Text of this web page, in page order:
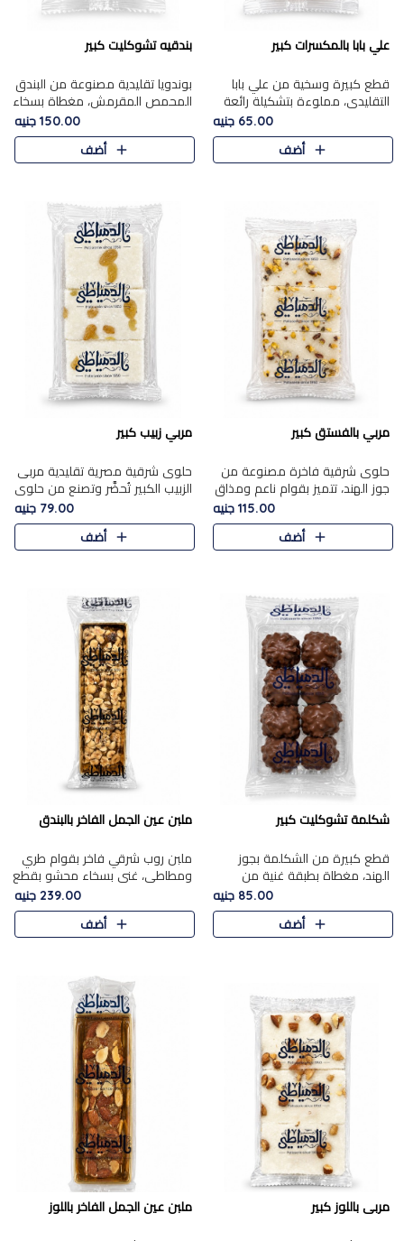
علي بابا بالمكسرات كبير
قطع كبيرة وسخية من علي بابا
التقليدي، مملوءة بتشكيلة رائعة
من المكسرات المحمصة المحمرة.
65.00 جنيه
أضف
بندقيه تشوكليت كبير
بوندويا تقليدية مصنوعة من البندق
المحمص المقرمش، مغطاة بسخاء
بشوكولاتة فاخرة غنية لتحقيق
التوازن المثالي بين قوام القرمشة
ونكهة الشوكولاتة ا..
150.00 جنيه
أضف
مربي بالفستق كبير
حلوى شرقية فاخرة مصنوعة من
جوز الهند، تتميز بقوام ناعم ومذاق
غني، وتزين بقطع من الفستق
الفاخر التي تضيف عليها قرمشة
115.00 جنيه
أضف
مربي زبيب كبير
حلوى شرقية مصرية تقليدية مربى
الزبيب الكبير تُحضَّر وتصنع من حلوي
جوز الهند باسد بقوام طري ومذاق
غني، وتُزين وتغطا بحبات الزبيب
الذهبي التي ..
79.00 جنيه
أضف
شكلمة تشوكليت كبير
قطع كبيرة من الشكلمة بجوز
الهند، مغطاة بطبقة غنية من
الشوكولاتة الفاخرة لتجمع بين
القوام الطري من الداخل مركز جوز
الهند المطاطي والمذاق الغن..
85.00 جنيه
أضف
ملبن عين الجمل الفاخر بالبندق
ملبن روب شرقي فاخر بقوام طري
ومطاطي، غني بسخاء محشو بقطع
عين الجمل والبندق المحمص التي
تضيف قرمشة مميزة مُرضية
ونكهة جوزية غنية في كل
239.00 جنيه
أضف
مربى باللوز كبير ملبن عين الجمل الفاخر باللوز